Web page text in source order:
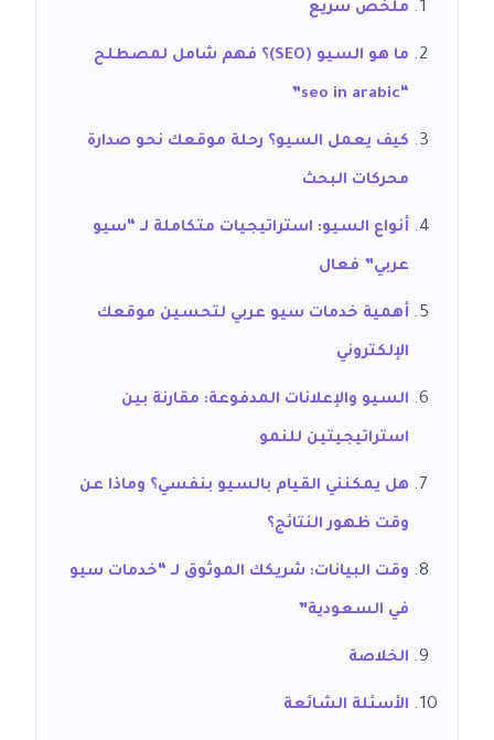
ملخص سريع
ما هو السيو (SEO)؟ فهم شامل لمصطلح
“seo in arabic”
كيف يعمل السيو؟ رحلة موقعك نحو صدارة
محركات البحث
أنواع السيو: استراتيجيات متكاملة لـ “سيو
عربي” فعال
أهمية خدمات سيو عربي لتحسين موقعك
الإلكتروني
السيو والإعلانات المدفوعة: مقارنة بين
استراتيجيتين للنمو
هل يمكنني القيام بالسيو بنفسي؟ وماذا عن
وقت ظهور النتائج؟
وقت البيانات: شريكك الموثوق لـ “خدمات سيو
في السعودية”
الخلاصة
الأسئلة الشائعة